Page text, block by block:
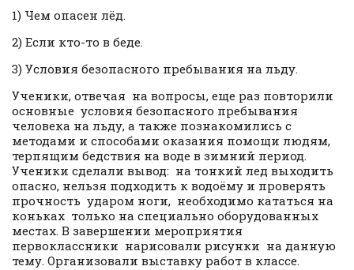
1) Чем опасен лёд.
2) Если кто-то в беде.
3) Условия безопасного пребывания на льду.
Ученики, отвечая на вопросы, еще раз повторили
основные условия безопасного пребывания
человека на льду, а также познакомились с
методами и способами оказания помощи людям,
терпящим бедствия на воде в зимний период.
Ученики сделали вывод: на тонкий лед выходить
опасно, нельзя подходить к водоёму и проверять
прочность ударом ноги, необходимо кататься на
коньках только на специально оборудованных
местах. В завершении мероприятия
первоклассники нарисовали рисунки на данную
тему. Организовали выставку работ в классе.